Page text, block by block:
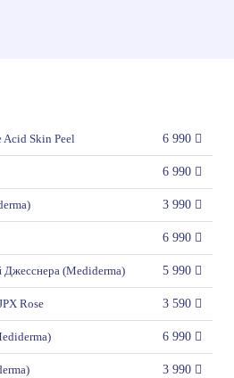
Acid Skin Peel 6 990
6 990
3 990
6 990
(Mediderma) 5 990
Rose 3 590
6 990
3 990